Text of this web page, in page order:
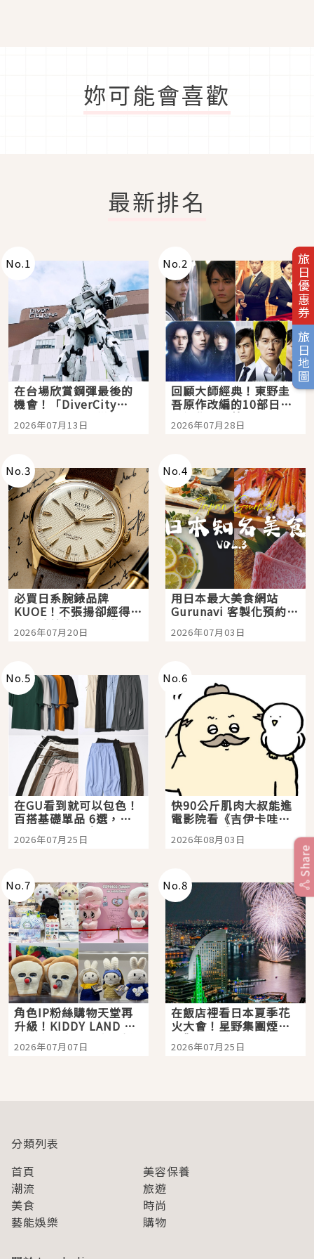
旅日優惠券
旅日地圖
妳可能會喜歡
最新排名
No.1
在台場欣賞鋼彈最後的
機會！「DiverCity
Tokyo Plaza」搭船、
購物、美食及夜景，一
2026年07月13日
No.2
回顧大師經典！東野圭
吾原作改編的10部日本
影視作品推薦
2026年07月28日
No.3
必買日系腕錶品牌
KUOE！不張揚卻經得起
時間洗鍊的經典之作五
選
2026年07月20日
No.4
用日本最大美食網站
Gurunavi 客製化預約九
大都市餐廳，打造專屬
美食體驗！
2026年07月03日
No.5
在GU看到就可以包色！
百搭基礎單品 6選，閉
眼全收也不心疼
2026年07月25日
No.6
快90公斤肌肉大叔能進
電影院看《吉伊卡哇》
嗎？日本重金屬樂團
「打首」會長與nagano
2026年08月03日
No.7
角色IP粉絲購物天堂再
升級！KIDDY LAND 原
宿店吉伊卡哇迎客，新
開幕 OMOKADO 店3分
2026年07月07日
No.8
在飯店裡看日本夏季花
火大會！星野集團煙火
景觀飯店6選，讓你不用
人擠人悠閒欣賞
2026年07月25日
Share
分類列表
首頁
美容保養
潮流
旅遊
美食
時尚
藝能娛樂
購物